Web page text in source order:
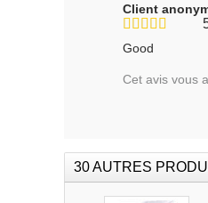
Client
Good
Cet avis vous
30 AUTRES